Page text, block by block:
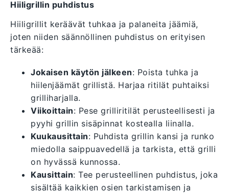
Hiiligrillin puhdistus
Hiiligrillit keräävät tuhkaa ja palaneita jäämiä,
joten niiden säännöllinen puhdistus on erityisen
tärkeää:
Jokaisen käytön jälkeen: Poista tuhka ja
hiilenjäämät grillistä. Harjaa ritilät puhtaiksi
grilliharjalla.
Viikoittain: Pese grilliritilät perusteellisesti ja
pyyhi grillin sisäpinnat kostealla liinalla.
Kuukausittain: Puhdista grillin kansi ja runko
miedolla saippuavedellä ja tarkista, että grilli
on hyvässä kunnossa.
Kausittain: Tee perusteellinen puhdistus, joka
sisältää kaikkien osien tarkistamisen ja